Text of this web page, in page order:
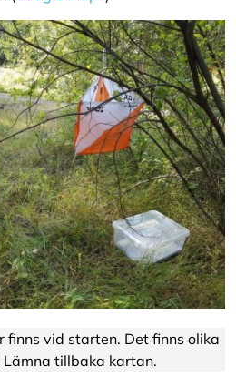
finns vid starten. Det finns olika
Lämna tillbaka kartan.